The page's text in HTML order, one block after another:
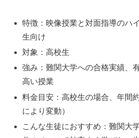
特徴：映像授業と対面指導のハ
生向け
対象：高校生
強み：難関大学への合格実績、
高い授業
料金目安：高校生の場合、年間
により変動）
こんな生徒におすすめ：難関大